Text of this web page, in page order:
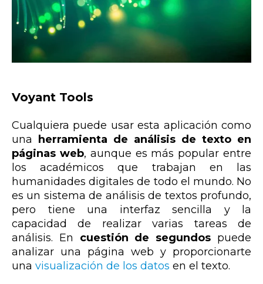
Voyant Tools
Cualquiera puede usar esta aplicación como
una
herramienta de análisis de texto en
páginas web, aunque es más popular entre
los académicos que trabajan en las
humanidades digitales de todo el mundo. No
es un sistema de análisis de textos profundo,
pero tiene una interfaz sencilla y la
capacidad de realizar varias tareas de
análisis. En cuestión de segundos puede
analizar una página web y proporcionarte
una visualización de los datos en el texto.